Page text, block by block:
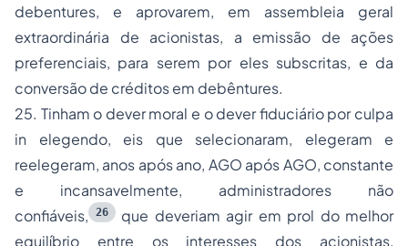
debentures, e aprovarem, em assembleia geral
extraordinária de acionistas, a emissão de ações
preferenciais, para serem por eles subscritas, e da
conversão de créditos em debêntures.
25. Tinham o dever moral e odever fiduciáriopor culpa
in elegendo, eis que selecionaram, elegeram e
reelegeram, anos após ano, AGO após AGO, constante
e incansavelmente, administradores não
confiáveis,
26
que deveriam agir em prol do melhor
equilíbrio entre os interesses dos acionistas,